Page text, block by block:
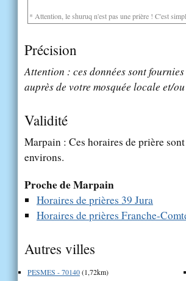
* Attention, le shuruq n'est pas une prière ! C'est
Précision
Attention : ces données sont
auprès de votre mosquée locale et/
Validité
Marpain : Ces horaires de prière
environs.
Proche de Marpain
Horaires de prières 39 Jura
Horaires de prières Franche-
Autres villes
PESMES - 70140(1,72km)